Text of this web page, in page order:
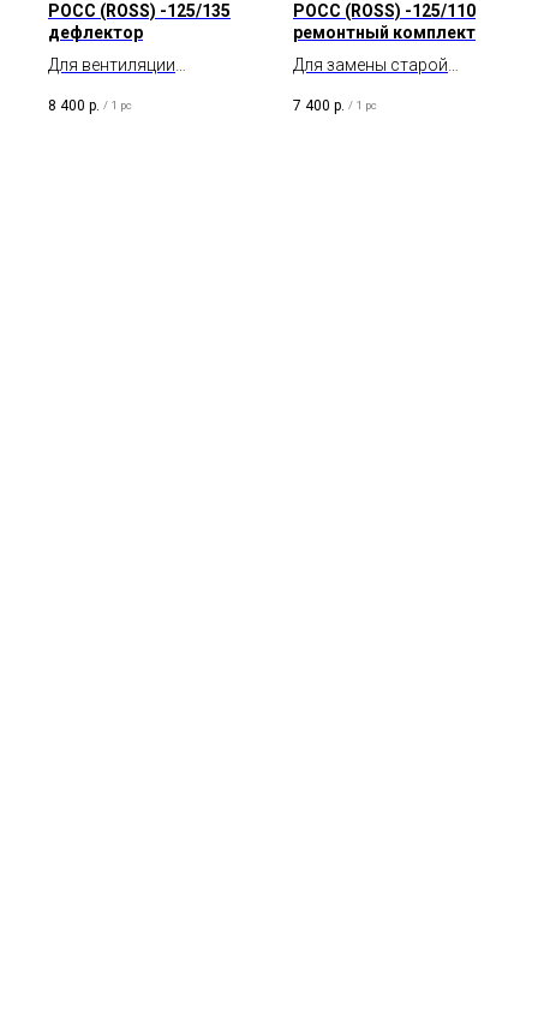
POCC (ROSS) -125/135
дефлектор
Для вентиляции
пространства и
8 400 р. / 1 pc
POCC (ROSS) -125/110
ремонтный комплект
Для замены старой
диаметром 110 мм.
7 400 р. / 1 pc